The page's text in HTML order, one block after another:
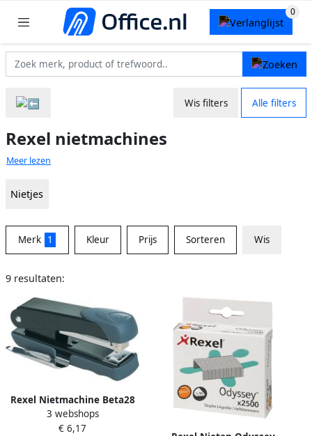
Wis filters Alle filters
Rexel nietmachines
Meer lezen
Nietjes
Merk 1 Kleur Prijs Sorteren Wis
9 resultaten:
Rexel Nietmachine Beta28
nr28 B8 zwart
3 webshops
€ 6,17